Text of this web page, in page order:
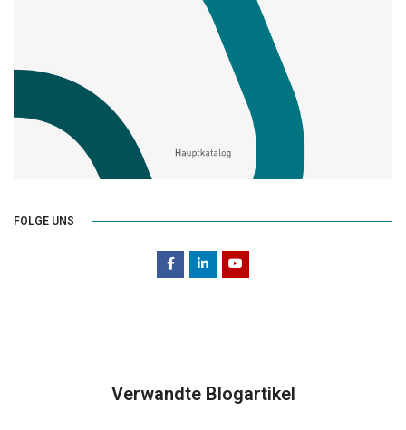
FOLGE UNS
Verwandte Blogartikel